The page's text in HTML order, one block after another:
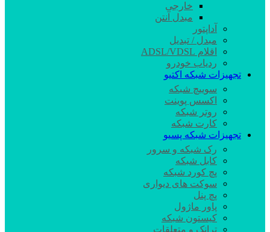
خارجی
مبدل آنتن
آداپتور
مبدل / تبدیل
اقلام ADSL/VDSL
ردیاب خودرو
تجهیزات شبکه اکتیو
سوییچ شبکه
اکسس پوینت
روتر شبکه
کارت شبکه
تجهیزات شبکه پسیو
رک شبکه و سرور
کابل شبکه
پچ کورد شبکه
سوکت های دیواری
پچ پنل
پاور ماژول
کیستون شبکه
ترانک و متعلقات